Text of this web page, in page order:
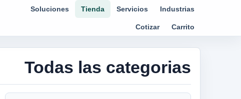
Soluciones Tienda Servicios Industrias
Cotizar Carrito
Todas las categorias